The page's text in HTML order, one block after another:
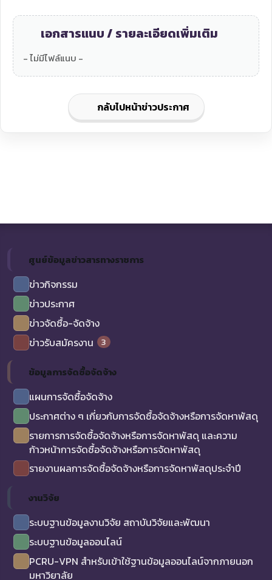
เอกสารแนบ / รายละเอียดเพิ่มเติม
- ไม่มีไฟล์แนบ -
กลับไปหน้าข่าวประกาศ
ศูนย์ข้อมูลข่าวสารทางราชการ
ข่าวกิจกรรม
ข่าวประกาศ
ข่าวจัดซื้อ-จัดจ้าง
ข่าวรับสมัครงาน
3
ข้อมูลการจัดซื้อจัดจ้าง
แผนการจัดซื้อจัดจ้าง
ประกาศต่าง ๆ เกี่ยวกับการจัดซื้อจัดจ้างหรือการจัดหาพัสดุ
รายการการจัดซื้อจัดจ้างหรือการจัดหาพัสดุ และความ
ก้าวหน้าการจัดซื้อจัดจ้างหรือการจัดหาพัสดุ
รายงานผลการจัดซื้อจัดจ้างหรือการจัดหาพัสดุประจำปี
งานวิจัย
ระบบฐานข้อมูลงานวิจัย สถาบันวิจัยและพัฒนา
ระบบฐานข้อมูลออนไลน์
PCRU-VPN สำหรับเข้าใช้ฐานข้อมูลออนไลน์จากภายนอก
มหาวิยาลัย